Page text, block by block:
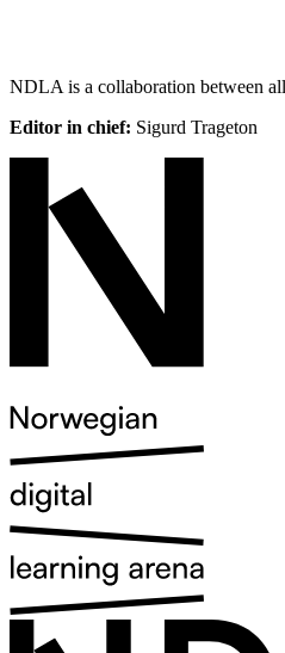
NDLA is a collaboration between
Editor in chief: Sigurd Trageton